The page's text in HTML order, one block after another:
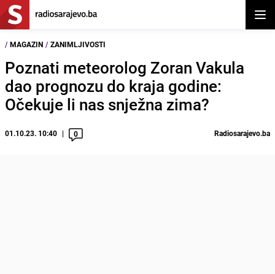
/ MAGAZIN / ZANIMLJIVOSTI
Poznati meteorolog Zoran Vakula
dao prognozu do kraja godine:
Očekuje li nas snježna zima?
01.10.23. 10:40 0 Radiosarajevo.ba